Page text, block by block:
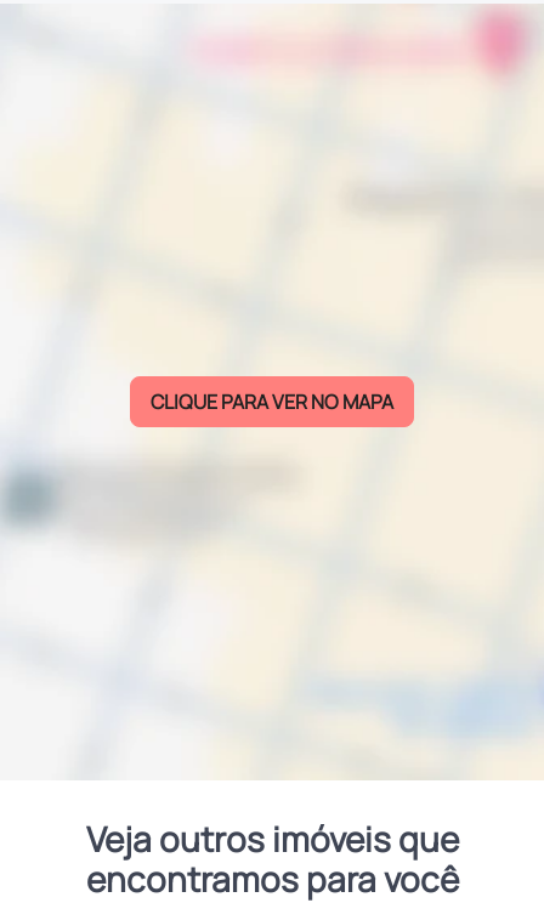
CLIQUE PARA VER NO MAPA
Veja outros imóveis que
encontramos para você